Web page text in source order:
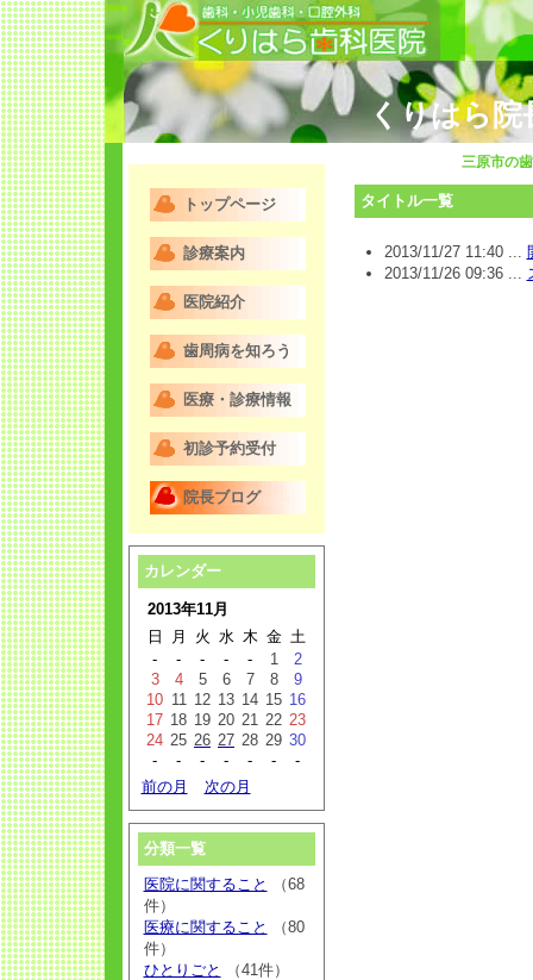
くりはら院
三原市の
タイトル一覧
2013/11/27 11:40 ...
2013/11/26 09:36 ...
トップページ
診療案内
医院紹介
歯周病を知ろう
医療・診療情報
初診予約受付
院長ブログ
カレンダー
2013年11月
日
月 火 水 木 金 土
-
- - - - 1
2
3
4 5 6 7 8
9
10 11 12 13 14 15 16
17 18 19 20 21 22 23
24 25 26 27 28 29 30
-
- - - - -
-
前の月
次の月
分類一覧
医院に関すること
（68
件）
医療に関すること
（80
件）
ひとりごと
（41件）